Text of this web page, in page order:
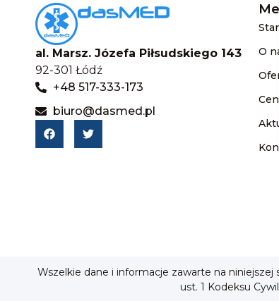
al. Marsz. Józefa Piłsudskiego 143
92-301 Łódź
+48 517-333-173
biuro@dasmed.pl
O
Wszelkie dane i informacje zawarte na
ust. 1 Kodeksu